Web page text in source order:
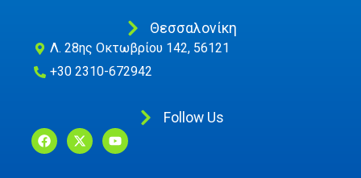
Θεσσαλονίκη
Λ. 28ης Οκτωβρίου 142, 56121
+30 2310-672942
Follow Us